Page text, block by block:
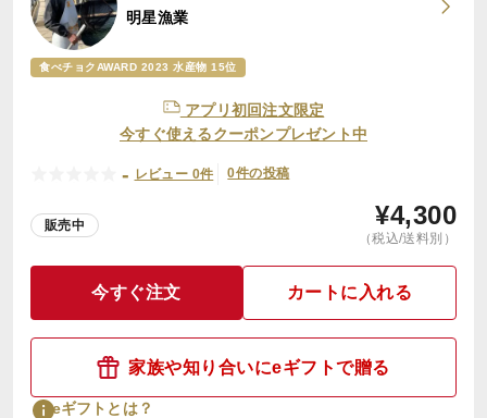
明星漁業
食べチョクAWARD 2023 水産物 15位
アプリ初回注文限定
今すぐ使えるクーポンプレゼント中
- レビュー 0件 0件の投稿
販売中 ¥4,300
（税込/送料別）
今すぐ注文 カートに入れる
家族や知り合いにeギフトで贈る
eギフトとは？